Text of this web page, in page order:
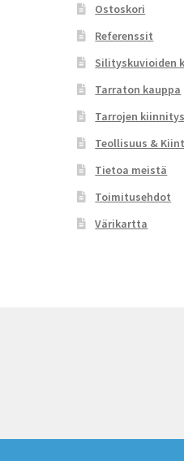
Ostoskori
Referenssit
Silityskuvioiden
Tarraton kauppa
Tarrojen
Teollisuus &
Tietoa meistä
Toimitusehdot
Värikartta